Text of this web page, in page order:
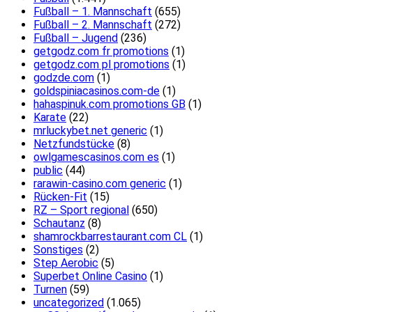
Fußball – 1. Mannschaft (655)
Fußball – 2. Mannschaft (272)
Fußball – Jugend (236)
getgodz.com fr promotions (1)
getgodz.com pl promotions (1)
godzde.com (1)
goldspiniacasinos.com-de (1)
hahaspinuk.com promotions GB (1)
Karate (22)
mrluckybet.net generic (1)
Netzfundstücke (8)
owlgamescasinos.com es (1)
public (44)
rarawin-casino.com generic (1)
Rücken-Fit (15)
RZ – Sport regional (650)
Schautanz (8)
shamrockbarrestaurant.com CL (1)
Sonstiges (2)
Step Aerobic (5)
Superbet Online Casino (1)
Turnen (59)
uncategorized (1.065)